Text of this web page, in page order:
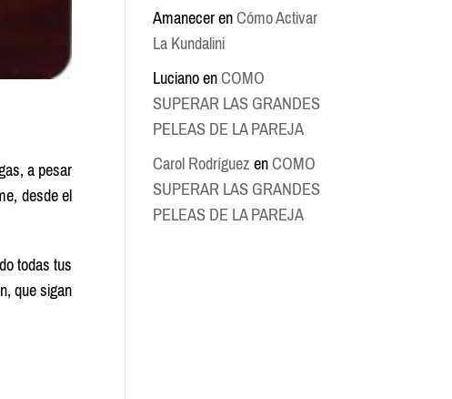
a pesar
desde el
todas tus
que sigan
AmanecerenCómo Activar
La Kundalini
LucianoenCOMO
SUPERAR LAS GRANDES
PELEAS DE LA PAREJA
Carol RodríguezenCOMO
SUPERAR LAS GRANDES
PELEAS DE LA PAREJA